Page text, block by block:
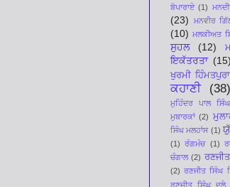
ਬੋਪਾਰਾਏ (1)
(23) ਮਨਵੀਰ
(10) ਮਲਕੀਅਤ
ਸੁਹਲ (12)
ਇਕੱਤਰਤਾ
ਖੁਰਮੀ ਹਿੰਮਤਪੁਰਾ
ਕਹਾਣੀ (38)
ਮੁਹਿੰਦਰ ਪਾਲ
ਮੁਬਾਰਕਾਂ (2)
ਸਿੰਘ ਮਲਹਾਂਸ (1)
(1) ਰੰਗਮੰਚ (1)
ਚੰਗਾਲ (2)
(2) ਰਣਜੀਤ ਸਿੰਘ
ਰਣਜੀਤ ਸਿੰਘ ਦੂਲੇ